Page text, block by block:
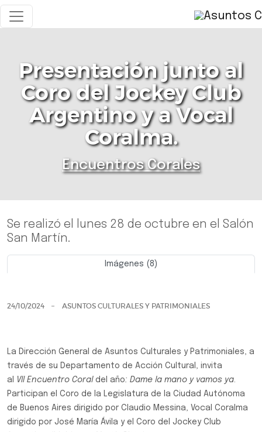
Presentación junto al
Coro del Jockey Club
Argentino y a Vocal
Coralma.
Encuentros Corales
Se realizó el lunes 28 de octubre en el Salón
San Martín.
Imágenes (8)
24/10/2024 ASUNTOS CULTURALES Y PATRIMONIALES
La Dirección General de Asuntos Culturales y Patrimoniales, a
través de su Departamento de Acción Cultural, invita
al
VII Encuentro Coral del año: Dame la mano y vamos ya.
Participan el Coro de la Legislatura de la Ciudad Autónoma
de Buenos Aires dirigido por Claudio Messina, Vocal Coralma
dirigido por José María Ávila y el Coro del Jockey Club